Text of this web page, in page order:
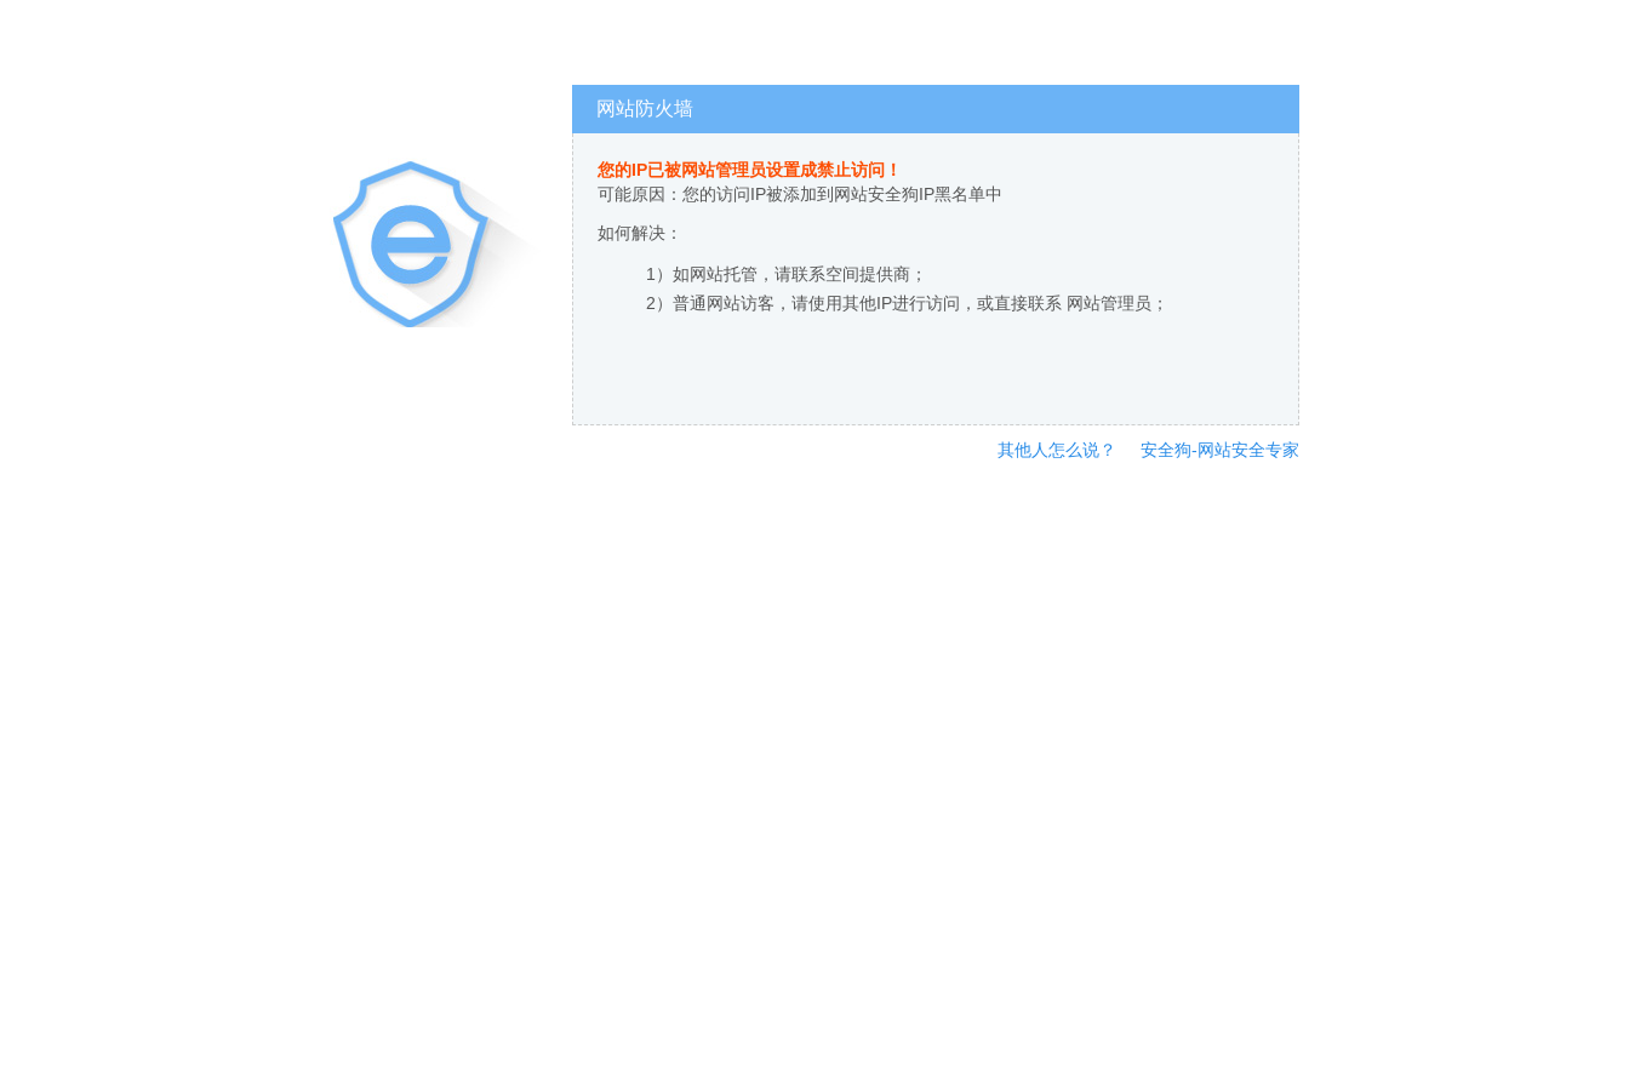
网站防火墙
您的IP已被网站管理员设置成禁止访问！
可能原因：您的访问IP被添加到网站安全狗IP黑名单中
如何解决：
1）如网站托管，请联系空间提供商；
2）普通网站访客，请使用其他IP进行访问，或直接联系 网站管理员；
其他人怎么说？ 安全狗-网站安全专家